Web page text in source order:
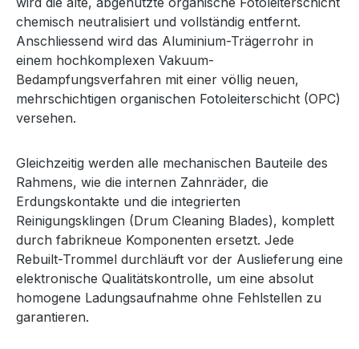
chemisch neutralisiert und vollständig entfernt.
Anschliessend wird das Aluminium-Trägerrohr in
einem hochkomplexen Vakuum-
Bedampfungsverfahren mit einer völlig neuen,
mehrschichtigen organischen Fotoleiterschicht (OPC)
versehen.
Gleichzeitig werden alle mechanischen Bauteile des
Rahmens, wie die internen Zahnräder, die
Erdungskontakte und die integrierten
Reinigungsklingen (Drum Cleaning Blades), komplett
durch fabrikneue Komponenten ersetzt. Jede
Rebuilt-Trommel durchläuft vor der Auslieferung eine
elektronische Qualitätskontrolle, um eine absolut
homogene Ladungsaufnahme ohne Fehlstellen zu
garantieren.